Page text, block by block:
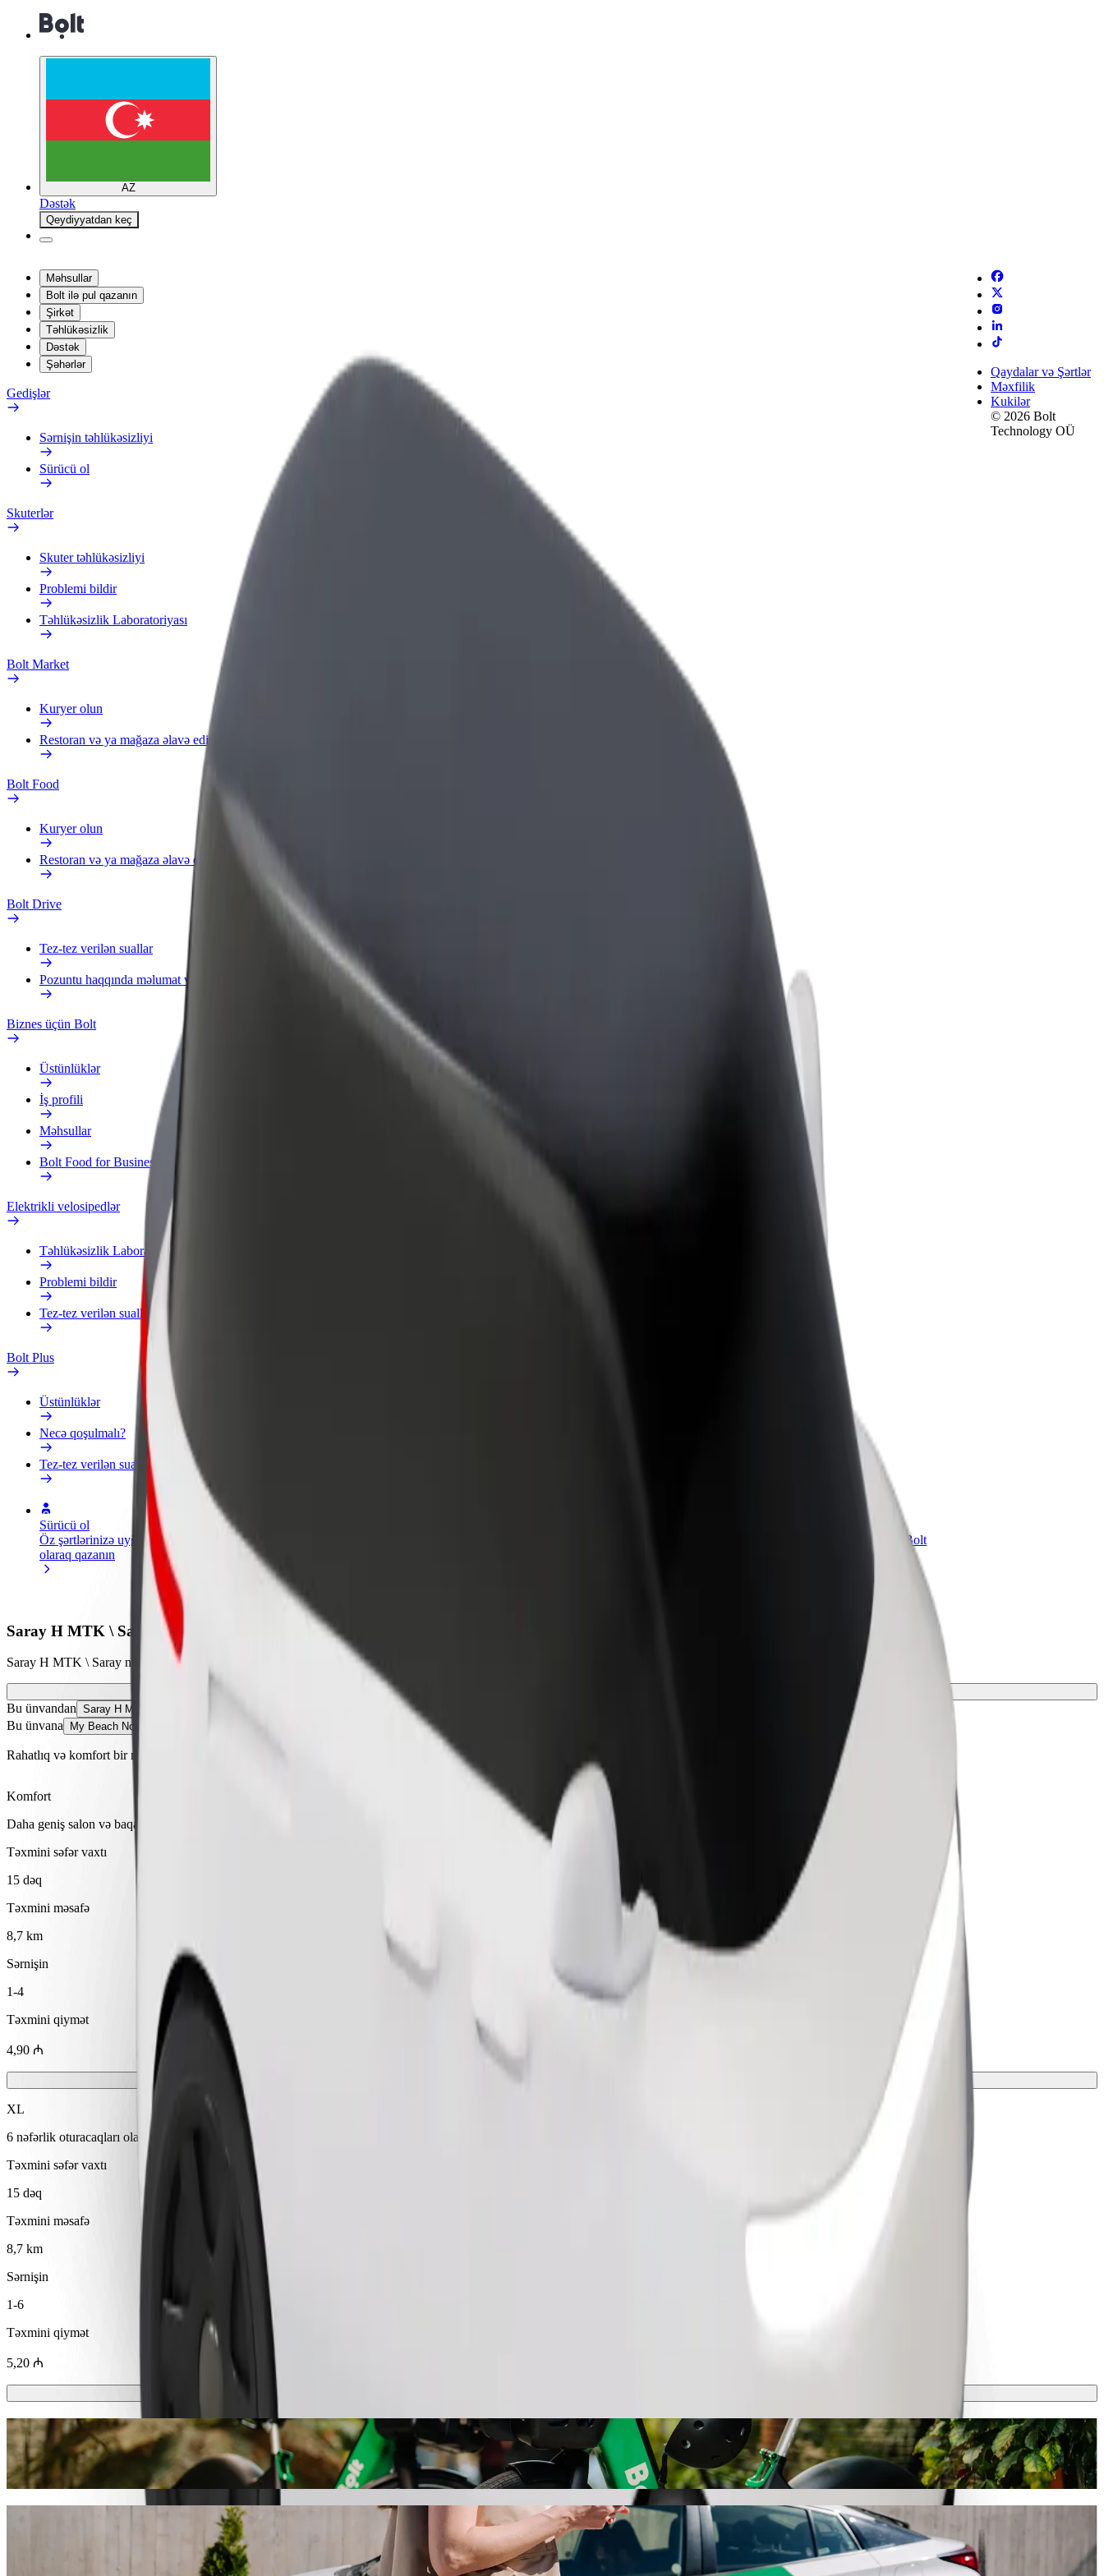
AZ
Dəstək
Qeydiyyatdan keç
Məhsullar
Bolt ilə pul qazanın
Şirkət
Təhlükəsizlik
Dəstək
Şəhərlər
Gedişlər
Sərnişin təhlükəsizliyi
Sürücü ol
Skuterlər
Skuter təhlükəsizliyi
Problemi bildir
Təhlükəsizlik Laboratoriyası
Bolt Market
Kuryer olun
Restoran və ya mağaza əlavə edin
Bolt Food
Kuryer olun
Restoran və ya mağaza əlavə edin
Bolt Drive
Tez-tez verilən suallar
Pozuntu haqqında məlumat verin
Biznes üçün Bolt
Üstünlüklər
İş profili
Məhsullar
Bolt Food for Business
Elektrikli velosipedlər
Təhlükəsizlik Laboratoriyası
Problemi bildir
Tez-tez verilən suallar
Bolt Plus
Üstünlüklər
Necə qoşulmalı?
Tez-tez verilən suallar
Sürücü ol
Öz şərtlərinizə uyğun
olaraq qazanın
Kuryer kimi qoşul
Yemək çatdırın və həftəlik
Biznesiniz üçün miqyaslandırılmış Bolt
Qaydalar və Şərtlər
Məxfilik
Kukilər
© 2026 Bolt
Technology OÜ
Saray H MTK \ Saray – My Beach Novxanı \ May Biç istiqamətində necə səfər etmək olar?
Saray H MTK \ Saray nöqtəsindən My Beach Novxanı \ May Biç nöqtəsinə çatmağın ən yaxşı yolunu axtarırsınız? Xidmətlərimizi araşdırın və sizin üçün ən mükəmməl gedişi tapın.
Bu ünvandan Saray H MTK \ Saray
Bu ünvana My Beach Novxanı \ May Biç
Rahatlıq və komfort bir neçə toxunuşla əlinizdə!
Komfort
Daha geniş salon və baqaj yeri olan daha böyükölçülü avtomobillər
Təxmini səfər vaxtı
15 dəq
Təxmini məsafə
8,7 km
Sərnişin
1-4
Təxmini qiymət
4,90 ₼
XL
6 nəfərlik oturacaqları olan böyük avtomobillər
Təxmini səfər vaxtı
15 dəq
Təxmini məsafə
8,7 km
Sərnişin
1-6
Təxmini qiymət
5,20 ₼
Skuterlər və ya E-velosipedlər
Sumqayıt şəhərində skuterlər və ya elektrik velosipedləri ilə hərəkət edin
Bolt Tətbiqini endir
Bolt ilə gediş sifariş edərək Saray H MTK \ Saray nöqtəsindən My Beach Novxanı \ May Biç nöqtəsinə gedin
My Beach Novxanı \ May Biç ünvanına getmək üçün Bolt ilə gediş sifariş etməyi tövsiyə edirik — ən yaxşı qiymətlər sizi gözləyir. Bolt ilə bu gediş təxminən 15 dəq çəkəcək və sizə təxminən 3,80 ₼ AZN başa
gələcək. Nə olursa olsun, sizin üçün mükəmməl nəqliyyat vasitəsini tapacağıq.